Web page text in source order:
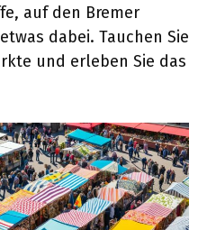
auf den Bremer
dabei. Tauchen Sie
und erleben Sie das